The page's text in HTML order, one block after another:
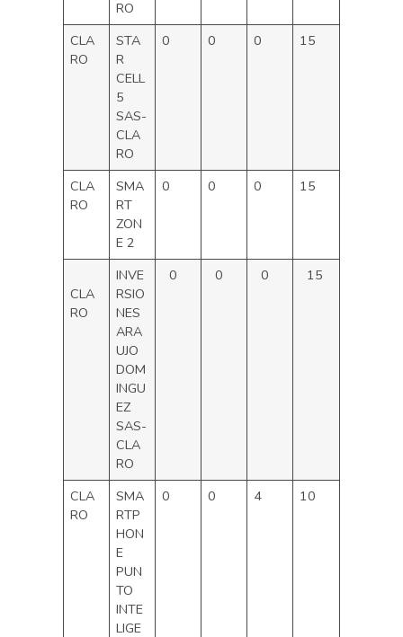
RO
CLA
RO
STA
R
CELL
5
SAS-
CLA
RO
0 0 0 15
CLA
RO
SMA
RT
ZON
E 2
0 0 0 15
CLA
RO
INVE
RSIO
NES
ARA
UJO
DOM
INGU
EZ
SAS-
CLA
RO
0 0 0 15
CLA
RO
SMA
RTP
HON
E
PUN
TO
INTE
LIGE
0 0 4 10